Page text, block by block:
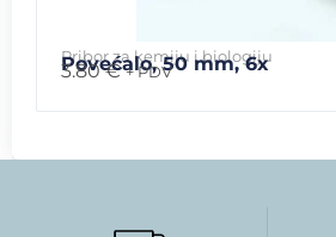
Pribor za kemiju i biologiju
Povećalo, 50 mm, 6x
3.80€ + PDV